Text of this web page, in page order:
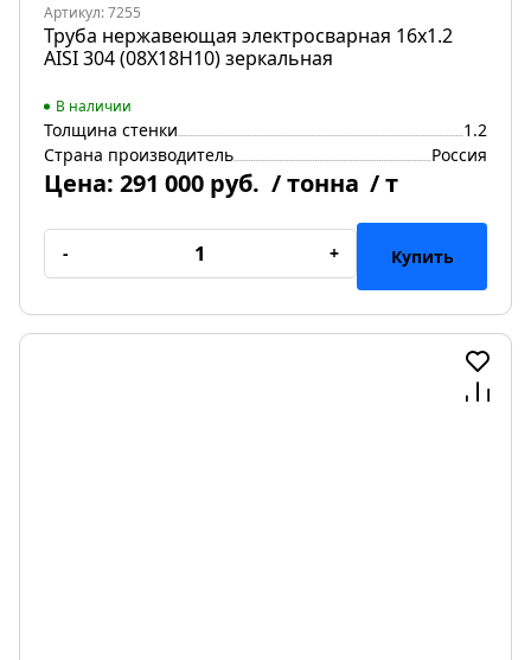
Артикул: 7255
Труба нержавеющая электросварная 16х1.2
AISI 304 (08Х18Н10) зеркальная
В наличии
Толщина стенки
1.2
Страна производитель
Россия
Цена: 291 000 руб. / тонна / т
- + Купить